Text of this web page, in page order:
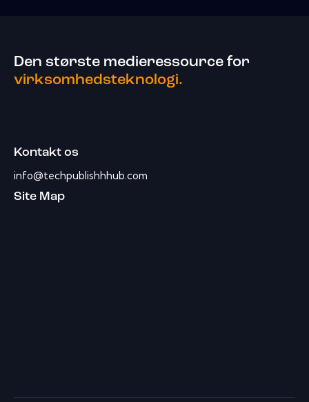
Den største medieressource for
virksomhedsteknologi.
Kontakt os
info@techpublishhhub.com
Site Map